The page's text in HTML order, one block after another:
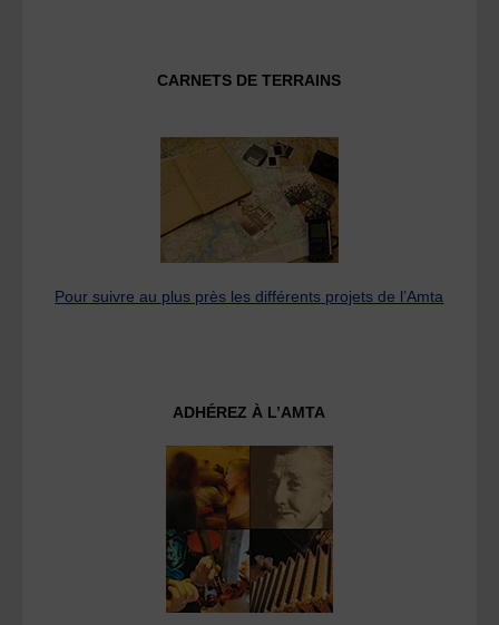
CARNETS DE TERRAINS
Pour suivre au plus près les différents projets de l’Amta
ADHÉREZ À L’AMTA